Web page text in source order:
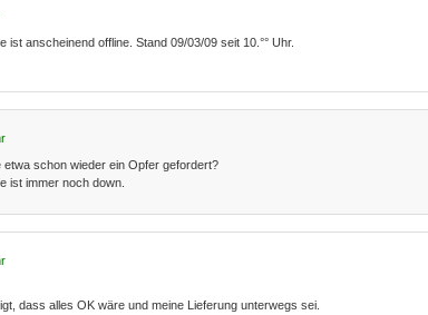
ist anscheinend offline. Stand 09/03/09 seit 10.°° Uhr.
schon wieder ein Opfer gefordert?
ist immer noch down.
dass alles OK wäre und meine Lieferung unterwegs sei.